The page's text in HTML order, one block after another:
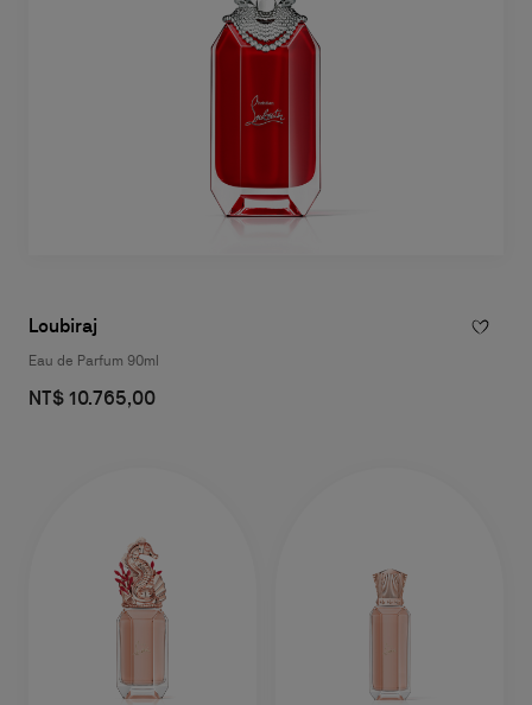
Loubiraj
Eau de Parfum 90ml
NT$ 10.765,00